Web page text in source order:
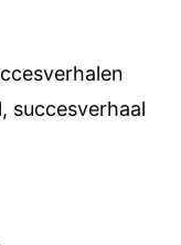
, succesverhaal